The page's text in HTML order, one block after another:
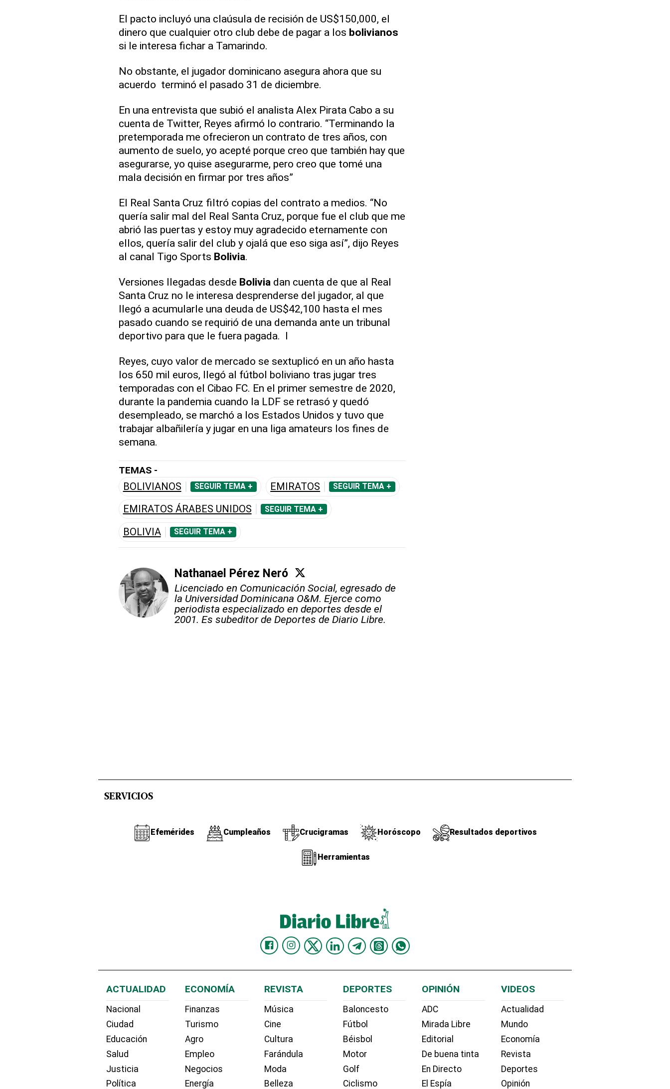
El pacto incluyó una claúsula de recisión de US$150,000, el
dinero que cualquier otro club debe de pagar a los bolivianos
si le interesa fichar a Tamarindo.
No obstante, el jugador dominicano asegura ahora que su
acuerdo terminó el pasado 31 de diciembre.
En una entrevista que subió el analista Alex Pirata Cabo a su
cuenta de Twitter, Reyes afirmó lo contrario. “Terminando la
pretemporada me ofrecieron un contrato de tres años, con
aumento de suelo, yo acepté porque creo que también hay que
asegurarse, yo quise asegurarme, pero creo que tomé una
mala decisión en firmar por tres años”
El Real Santa Cruz filtró copias del contrato a medios. “No
quería salir mal del Real Santa Cruz, porque fue el club que me
abrió las puertas y estoy muy agradecido eternamente con
ellos, quería salir del club y ojalá que eso siga así”, dijo Reyes
al canal Tigo Sports Bolivia.
Versiones llegadas desde Bolivia dan cuenta de que al Real
Santa Cruz no le interesa desprenderse del jugador, al que
llegó a acumularle una deuda de US$42,100 hasta el mes
pasado cuando se requirió de una demanda ante un tribunal
deportivo para que le fuera pagada. l
Reyes, cuyo valor de mercado se sextuplicó en un año hasta
los 650 mil euros, llegó al fútbol boliviano tras jugar tres
temporadas con el Cibao FC. En el primer semestre de 2020,
durante la pandemia cuando la LDF se retrasó y quedó
desempleado, se marchó a los Estados Unidos y tuvo que
trabajar albañilería y jugar en una liga amateurs los fines de
semana.
TEMAS -
BOLIVIANOS SEGUIR TEMA + EMIRATOS SEGUIR TEMA +
EMIRATOS ÁRABES UNIDOS SEGUIR TEMA +
BOLIVIA SEGUIR TEMA +
Nathanael Pérez Neró
Licenciado en Comunicación Social, egresado de
la Universidad Dominicana O&M. Ejerce como
periodista especializado en deportes desde el
2001. Es subeditor de Deportes de Diario Libre.
SERVICIOS
Efemérides Cumpleaños Crucigramas Horóscopo Resultados deportivos
Herramientas
ACTUALIDAD
Nacional
Ciudad
Educación
Salud
Justicia
Política
ECONOMÍA
Finanzas
Turismo
Agro
Empleo
Negocios
Energía
REVISTA
Música
Cine
Cultura
Farándula
Moda
Belleza
DEPORTES
Baloncesto
Fútbol
Béisbol
Motor
Golf
Ciclismo
OPINIÓN
ADC
Mirada Libre
Editorial
De buena tinta
En Directo
El Espía
VIDEOS
Actualidad
Mundo
Economía
Revista
Deportes
Opinión